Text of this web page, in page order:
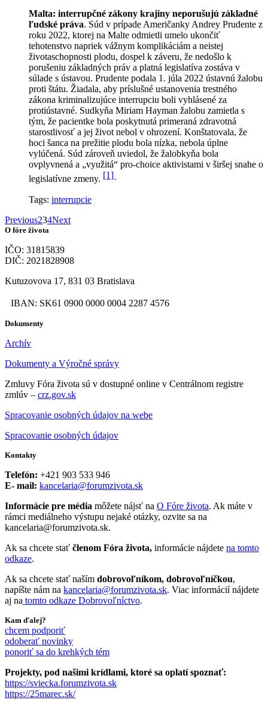
Malta: interrupčné zákony krajiny neporušujú základné
ľudské práva. Súd v prípade Američanky Andrey Prudente z
roku 2022, ktorej na Malte odmietli umelo ukončiť
tehotenstvo napriek vážnym komplikáciám a neistej
životaschopnosti plodu, dospel k záveru, že nedošlo k
porušeniu základných práv a platná legislatíva zostáva v
súlade s ústavou. Prudente podala 1. júla 2022 ústavnú žalobu
proti štátu. Žiadala, aby príslušné ustanovenia trestného
zákona kriminalizujúce interrupciu boli vyhlásené za
protiústavné. Sudkyňa Miriam Hayman žalobu zamietla s
tým, že pacientke bola poskytnutá primeraná zdravotná
starostlivosť a jej život nebol v ohrození. Konštatovala, že
hoci šanca na prežitie plodu bola nízka, nebola úplne
vylúčená. Súd zároveň uviedol, že žalobkyňa bola
ovplyvnená a „využitá“ pro-choice aktivistami v širšej snahe o
legislatívne zmeny. [1]
Tags: interrupcie
Previous234Next
O fóre života
IČO: 31815839
DIČ: 2021828908
Kutuzovova 17, 831 03 Bratislava
IBAN: SK61 0900 0000 0004 2287 4576
Dokumenty
Archív
Dokumenty a Výročné správy
Zmluvy Fóra života sú v dostupné online v Centrálnom registre
zmlúv – crz.gov.sk
Spracovanie osobných údajov na webe
Spracovanie osobných údajov
Kontakty
Telefón: +421 903 533 946
E- mail: kancelaria@forumzivota.sk
Informácie pre média môžete nájsť na O Fóre života. Ak máte v
rámci mediálneho výstupu nejaké otázky, ozvite sa na
kancelaria@forumzivota.sk.
Ak sa chcete stať členom Fóra života, informácie nájdete na tomto
odkaze.
Ak sa chcete stať naším dobrovoľníkom, dobrovoľníčkou,
napíšte nám na kancelaria@forumzivota.sk. Viac informácií nájdete
aj na tomto odkaze Dobrovoľníctvo.
Kam ďalej?
chcem podporiť
odoberať novinky
ponoriť sa do krehkých tém
Projekty, pod našimi krídlami, ktoré sa oplatí spoznať:
https://sviecka.forumzivota.sk
https://25marec.sk/